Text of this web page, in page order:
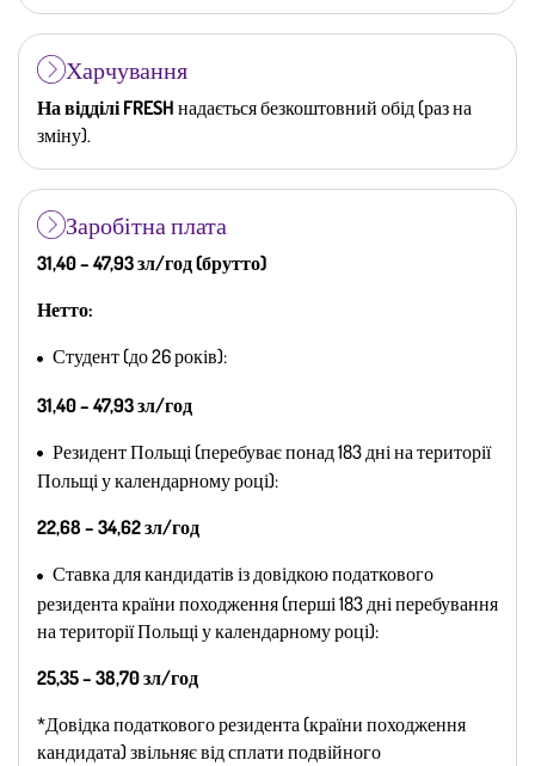
Харчування
На відділі FRESH надається безкоштовний обід (раз на
зміну).
Заробітна плата
31,40 – 47,93 зл/год (брутто)
Нетто:
Студент (до 26 років):
31,40 – 47,93 зл/год
Резидент Польщі (перебуває понад 183 дні на території
Польщі у календарному році):
22,68 – 34,62 зл/год
Ставка для кандидатів із довідкою податкового
резидента країни походження (перші 183 дні перебування
на території Польщі у календарному році):
25,35 – 38,70 зл/год
*Довідка податкового резидента (країни походження
кандидата) звільняє від сплати подвійного